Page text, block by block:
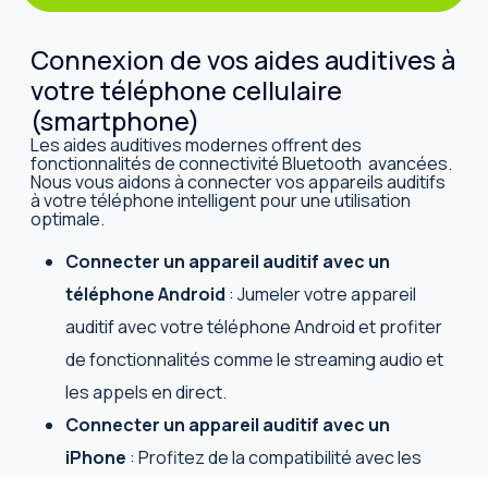
Connexion de vos aides auditives à
votre téléphone cellulaire
(smartphone)
Les aides auditives modernes offrent des
fonctionnalités de connectivité Bluetooth avancées.
Nous vous aidons à connecter vos appareils auditifs
à votre téléphone intelligent pour une utilisation
optimale.
Connecter un appareil auditif avec un
téléphone Android : Jumeler votre appareil
auditif avec votre téléphone Android et profiter
de fonctionnalités comme le streaming audio et
les appels en direct.
Connecter un appareil auditif avec un
iPhone : Profitez de la compatibilité avec les